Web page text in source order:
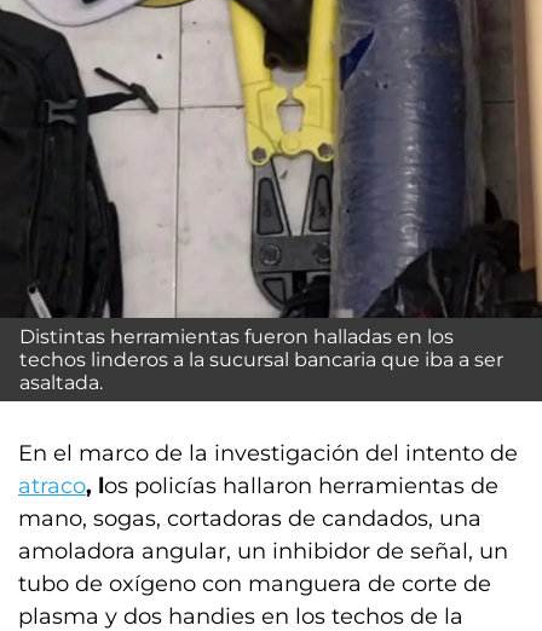
Distintas herramientas fueron halladas en los
techos linderos a la sucursal bancaria que iba a ser
asaltada.
En el marco de la investigación del intento de
atraco, los policías hallaron herramientas de
mano, sogas, cortadoras de candados, una
amoladora angular, un inhibidor de señal, un
tubo de oxígeno con manguera de corte de
plasma y dos handies en los techos de la